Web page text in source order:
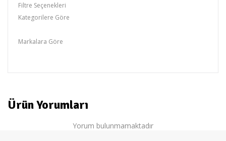
Filtre Seçenekleri
Kategorilere Göre
Markalara Göre
Ürün Yorumları
Yorum bulunmamaktadır